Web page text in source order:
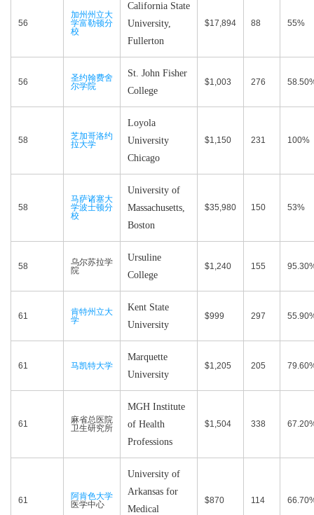
56
加州州立大
学富勒顿分
校
California State
University,
Fullerton
$17,894 88 55%
56
圣约翰费舍
尔学院
St. John Fisher
College
$1,003 276
58
芝加哥洛约
拉大学
Loyola
University
Chicago
$1,150 231 100%
58
马萨诸塞大
学波士顿分
校
University of
Massachusetts,
Boston
$35,980 150 53%
58
乌尔苏拉学
院
Ursuline
College
$1,240 155
61
肯特州立大
学
Kent State
University
$999 297
61 马凯特大学
Marquette
University
$1,205 205
61
麻省总医院
卫生研究所
MGH Institute
of Health
Professions
$1,504 338
61
阿肯色大学
医学中心
University of
Arkansas for
Medical
$870 114